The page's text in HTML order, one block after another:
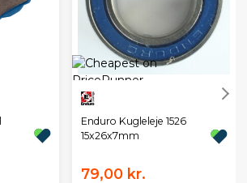
Enduro Kugleleje 1526
15x26x7mm
79,00 kr.